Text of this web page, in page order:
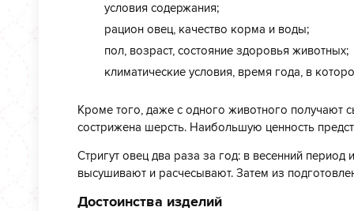
условия содержания;
рацион овец, качество корма и воды;
пол, возраст, состояние здоровья животных;
климатические условия, время года, в
Кроме того, даже с одного животного получают
сострижена шерсть. Наибольшую ценность
Стригут овец два раза за год: в весенний
высушивают и расчесывают. Затем из
Достоинства изделий